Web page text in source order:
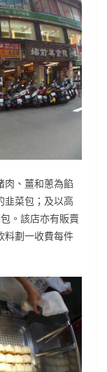
肉、薑和蔥為餡
韭菜包；及以高
。該店亦有販賣
料劃一收費每件